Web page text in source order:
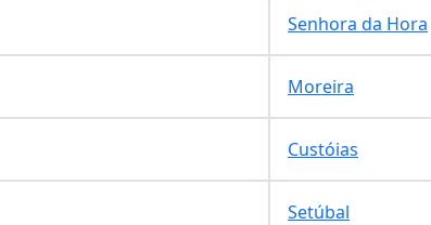
Senhora da Hora
Moreira
Custóias
Setúbal